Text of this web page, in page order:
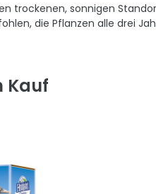
trockenen, sonnigen
die Pflanzen alle drei
Kauf